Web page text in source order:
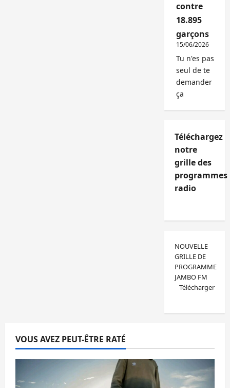
contre
18.895
garçons
15/06/2026
Tu n'es pas
seul de te
demander
ça
Téléchargez
notre
grille des
programmes
radio
NOUVELLE
GRILLE DE
PROGRAMME
JAMBO FM
Télécharger
VOUS AVEZ PEUT-ÊTRE RATÉ